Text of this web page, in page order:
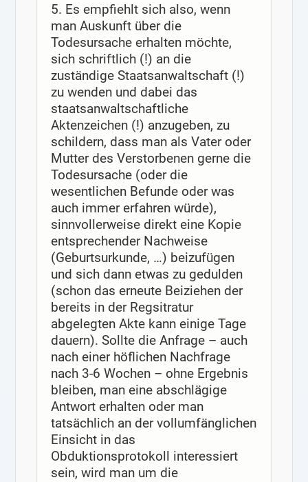
5. Es empfiehlt sich also, wenn
man Auskunft über die
Todesursache erhalten möchte,
sich schriftlich (!) an die
zuständige Staatsanwaltschaft (!)
zu wenden und dabei das
staatsanwaltschaftliche
Aktenzeichen (!) anzugeben, zu
schildern, dass man als Vater oder
Mutter des Verstorbenen gerne die
Todesursache (oder die
wesentlichen Befunde oder was
auch immer erfahren würde),
sinnvollerweise direkt eine Kopie
entsprechender Nachweise
(Geburtsurkunde, …) beizufügen
und sich dann etwas zu gedulden
(schon das erneute Beiziehen der
bereits in der Regsitratur
abgelegten Akte kann einige Tage
dauern). Sollte die Anfrage – auch
nach einer höflichen Nachfrage
nach 3-6 Wochen – ohne Ergebnis
bleiben, man eine abschlägige
Antwort erhalten oder man
tatsächlich an der vollumfänglichen
Einsicht in das
Obduktionsprotokoll interessiert
sein, wird man um die